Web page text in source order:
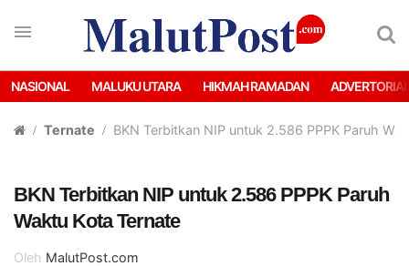
NASIONAL MALUKU UTARA HIKMAH RAMADAN ADVERTORIAL
Ternate BKN Terbitkan NIP untuk 2.586 PPPK Paruh
BKN Terbitkan NIP untuk 2.586 PPPK Paruh
Waktu Kota Ternate
Oleh MalutPost.com